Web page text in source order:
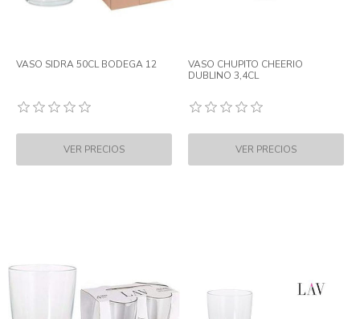
VASO SIDRA 50CL BODEGA 12
VASO CHUPITO CHEERIO
DUBLINO 3,4CL